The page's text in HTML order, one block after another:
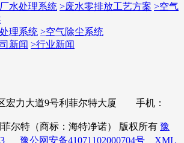
水处理系统 >废水零排放工艺方案 >空气
理系统 >空气除尘系统
新闻 >行业新闻
宏力大道9号利菲尔特大厦 手机：
菲尔特（商标：海特净诺） 版权所有 豫
豫公网安备41071102000704号 XML